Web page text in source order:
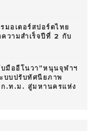
มอเตอร์สปอร์ตไทย
วามสำเร็จปีที่ 2 กับ
มืออีโนวา”หนุนจุฬาฯ
บบปรับทัศนียภาพ
.ท.ม. สู่มหานครแห่ง